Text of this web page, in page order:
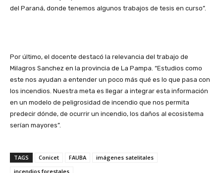
del Paraná, donde tenemos algunos trabajos de tesis en curso”.
Por último, el docente destacó la relevancia del trabajo de
Milagros Sanchez en la provincia de La Pampa. “Estudios como
este nos ayudan a entender un poco más qué es lo que pasa con
los incendios. Nuestra meta es llegar a integrar esta información
en un modelo de peligrosidad de incendio que nos permita
predecir dónde, de ocurrir un incendio, los daños al ecosistema
serían mayores”.
TAGS Conicet FAUBA
imágenes satelitales
incendios forestales